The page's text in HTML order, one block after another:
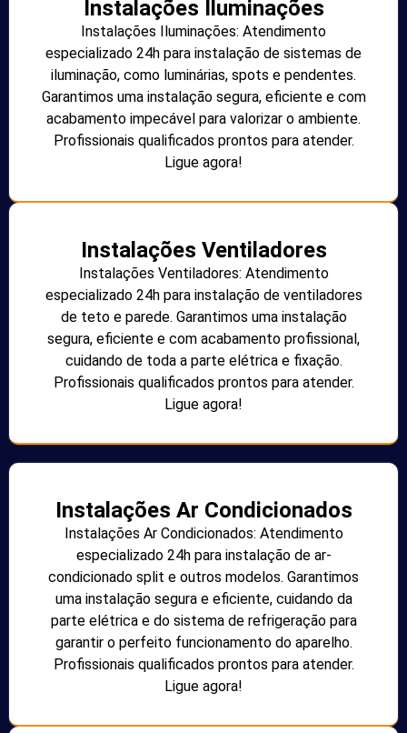
Instalações Iluminações
Instalações Iluminações: Atendimento
especializado 24h para instalação de sistemas de
iluminação, como luminárias, spots e pendentes.
Garantimos uma instalação segura, eficiente e com
acabamento impecável para valorizar o ambiente.
Profissionais qualificados prontos para atender.
Ligue agora!
Instalações Ventiladores
Instalações Ventiladores: Atendimento
especializado 24h para instalação de ventiladores
de teto e parede. Garantimos uma instalação
segura, eficiente e com acabamento profissional,
cuidando de toda a parte elétrica e fixação.
Profissionais qualificados prontos para atender.
Ligue agora!
Instalações Ar Condicionados
Instalações Ar Condicionados: Atendimento
especializado 24h para instalação de ar-
condicionado split e outros modelos. Garantimos
uma instalação segura e eficiente, cuidando da
parte elétrica e do sistema de refrigeração para
garantir o perfeito funcionamento do aparelho.
Profissionais qualificados prontos para atender.
Ligue agora!